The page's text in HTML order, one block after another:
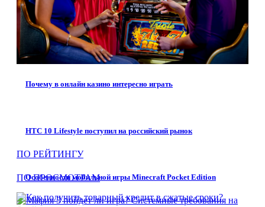
Почему в онлайн казино интересно играть
НТС 10 Lifestyle поступил на российский рынок
ПО РЕЙТИНГУ
Особенности мобильной игры Minecraft Pocket Edition
ПО ПРОСМОТРАМ